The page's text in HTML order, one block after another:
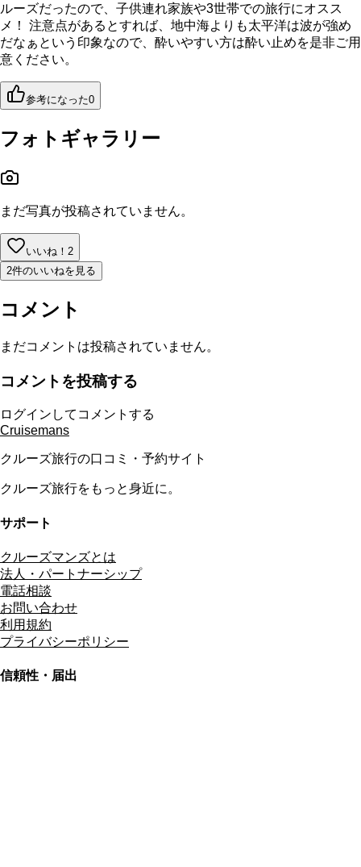
ルーズだったので、子供連れ家族や3世帯での旅行にオスス
メ！ 注意点があるとすれば、地中海よりも太平洋は波が強め
だなぁという印象なので、酔いやすい方は酔い止めを是非ご用
意ください。
参考になった0
フォトギャラリー
まだ写真が投稿されていません。
いいね！ 2
2件のいいねを見る
コメント
まだコメントは投稿されていません。
コメントを投稿する
ログインしてコメントする
Cruisemans
クルーズ旅行の口コミ・予約サイト
クルーズ旅行をもっと身近に。
サポート
クルーズマンズとは
法人・パートナーシップ
電話相談
お問い合わせ
利用規約
プライバシーポリシー
信頼性・届出